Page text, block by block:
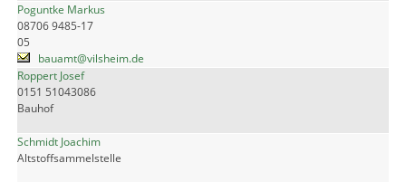
Poguntke Markus
08706 9485-17
05
bauamt@vilsheim.de
Roppert Josef
0151 51043086
Bauhof
Schmidt Joachim
Altstoffsammelstelle